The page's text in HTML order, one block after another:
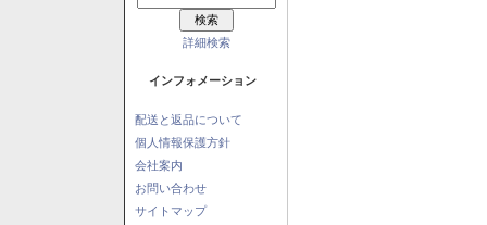
詳細検索
インフォメーション
配送と返品について
個人情報保護方針
会社案内
お問い合わせ
サイトマップ